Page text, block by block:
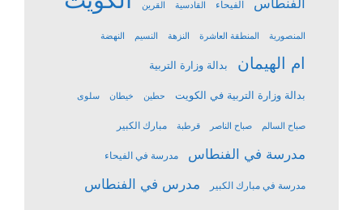
الفيحاء القادسية القرين
المنصورية المنطقة العاشرة النزهة النسيم النهضة
ام الهيمان بدالة وزارة التربية
بدالة وزارة التربية في الكويت حطين خيطان سلوى
صباح السالم صباح الناصر قرطبة مبارك الكبير
مدرسة في الفنطاس مدرسة في الفيحاء
مدرسة في مبارك الكبير مدرس في الفنطاس